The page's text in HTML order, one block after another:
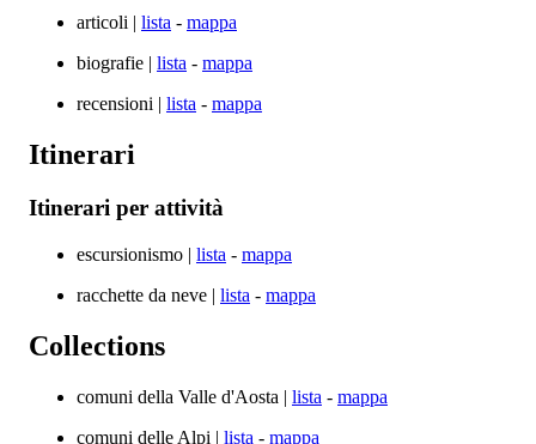
articoli | lista - mappa
biografie | lista - mappa
recensioni | lista - mappa
Itinerari
Itinerari per attività
escursionismo | lista - mappa
racchette da neve | lista - mappa
Collections
comuni della Valle d'Aosta | lista - mappa
comuni delle Alpi | lista - mappa